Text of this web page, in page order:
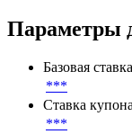
Параметры
Базовая ставка
***
Ставка купона
***